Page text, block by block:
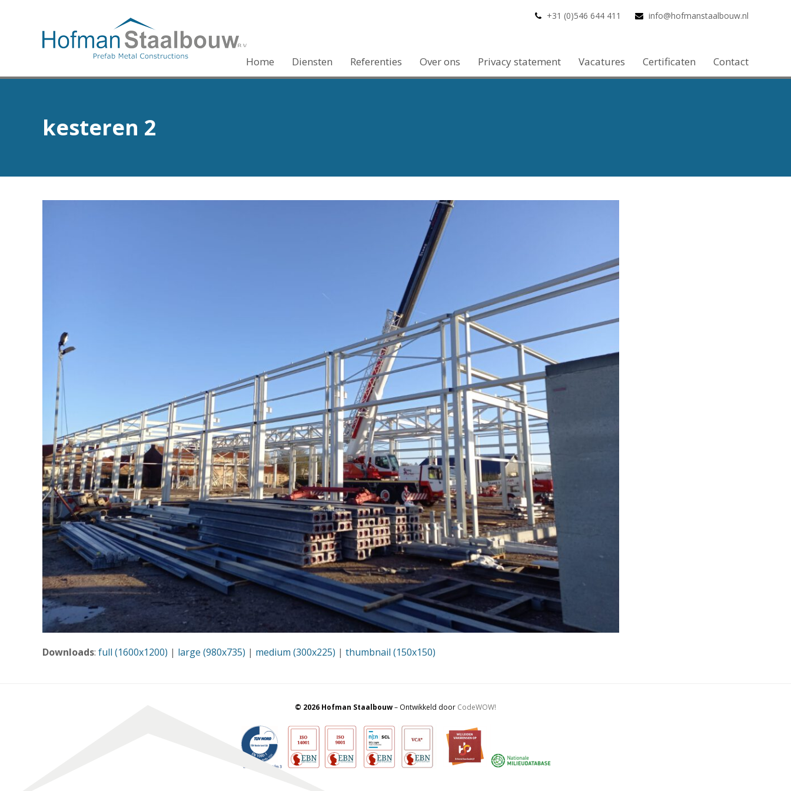
+31 (0)546 644 411 info@hofmanstaalbouw.nl
Home Diensten Referenties Over ons Privacy statement Vacatures Certificaten Contact
kesteren 2
Downloads: full (1600x1200) | large (980x735) | medium (300x225) | thumbnail (150x150)
© 2026 Hofman Staalbouw– Ontwikkeld door CodeWOW!